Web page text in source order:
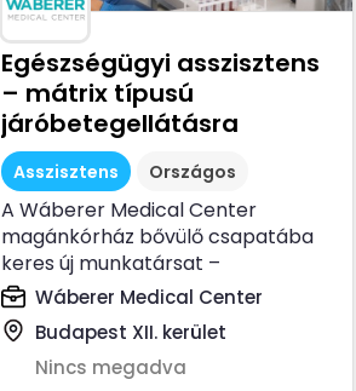
Egészségügyi asszisztens
– mátrix típusú
járóbetegellátásra
Asszisztens Országos
A Wáberer Medical Center
magánkórház bővülő csapatába
keres új munkatársat –
egészségügyi asszisztensi...
Wáberer Medical Center
Budapest XII. kerület
Nincs megadva